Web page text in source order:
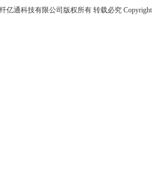
亿通科技有限公司版权所有 转载必究